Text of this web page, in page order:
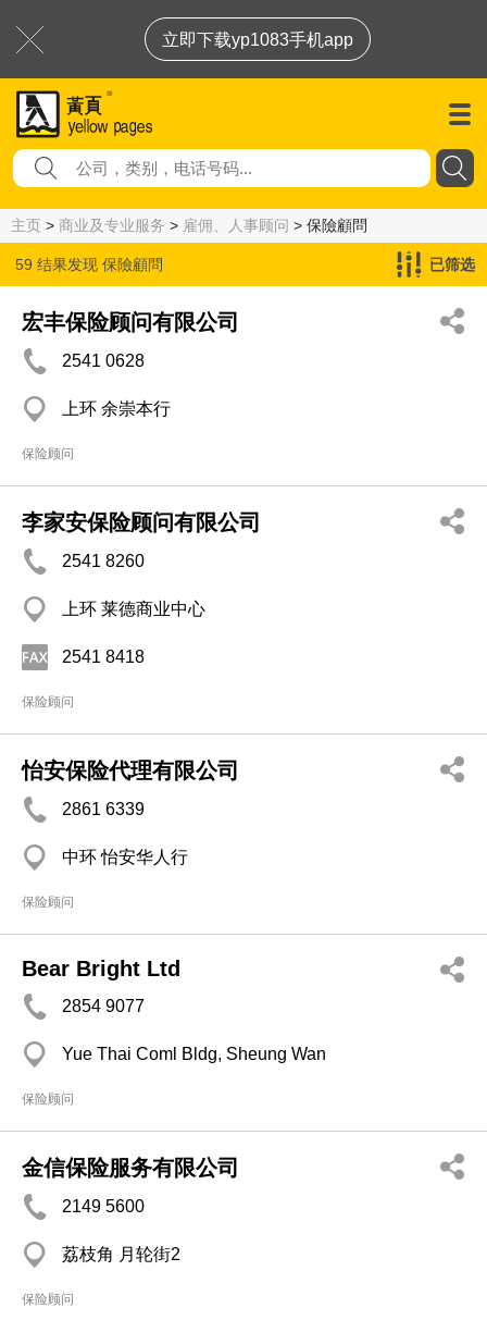
立即下载yp1083手机app
主页 > 商业及专业服务 > 雇佣、人事顾问 > 保險顧問
59 结果发现 保險顧問 已筛选
宏丰保险顾问有限公司
2541 0628
上环 余崇本行
保险顾问
李家安保险顾问有限公司
2541 8260
上环 莱德商业中心
2541 8418
保险顾问
怡安保险代理有限公司
2861 6339
中环 怡安华人行
保险顾问
Bear Bright Ltd
2854 9077
Yue Thai Coml Bldg, Sheung Wan
保险顾问
金信保险服务有限公司
2149 5600
荔枝角 月轮街2
保险顾问